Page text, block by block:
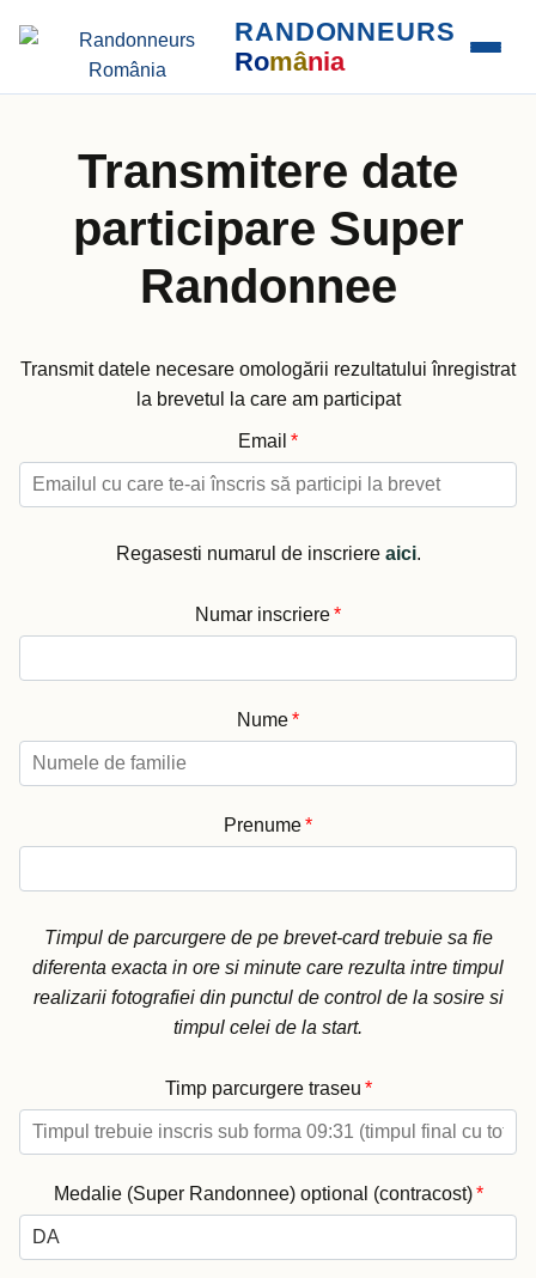
RANDONNEURS
România
Transmitere date
participare Super
Randonnee
Transmit datele necesare omologării rezultatului înregistrat
la brevetul la care am participat
Email *
Regasesti numarul de inscriere aici.
Numar inscriere*
Nume*
Prenume*
Timpul de parcurgere de pe brevet-card trebuie sa fie
diferenta exacta in ore si minute care rezulta intre timpul
realizarii fotografiei din punctul de control de la sosire si
timpul celei de la start.
Timp parcurgere traseu *
Medalie (Super Randonnee) optional (contracost) *